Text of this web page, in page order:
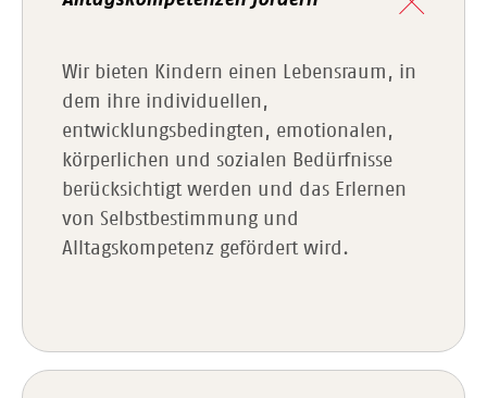
Wir bieten Kindern einen Lebensraum, in
dem ihre individuellen,
entwicklungsbedingten, emotionalen,
körperlichen und sozialen Bedürfnisse
berücksichtigt werden und das Erlernen
von Selbstbestimmung und
Alltagskompetenz gefördert wird.